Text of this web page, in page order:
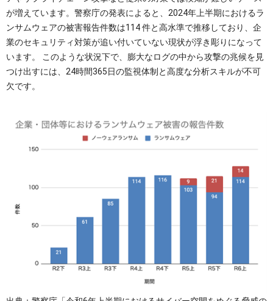
が増えています。警察庁の発表によると、2024年上半期におけるラ
ンサムウェアの被害報告件数は114 件と高水準で推移しており、企
業のセキュリティ対策が追い付いていない現状が浮き彫りになって
います。 このような状況下で、膨大なログの中から攻撃の兆候を見
つけ出すには、24時間365日の監視体制と高度な分析スキルが不可
欠です。